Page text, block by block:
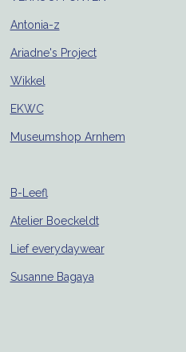
Antonia-z
Ariadne's Project
Wikkel
EKWC
Museumshop Arnhem
B-Leefl
Atelier Boeckeldt
Lief everydaywear
Susanne Bagaya